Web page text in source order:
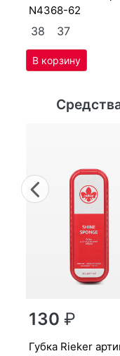
N4368-62
38 37
Previous
130₽
губ­ка Ri­eker